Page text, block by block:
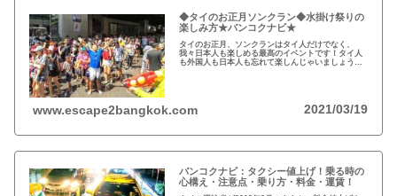
◆タイのお正月ソンクラン◆水掛け祭りの
楽しみ方★バンコクナビ★
タイのお正月、ソンクランはタイ人だけでなく、
我々日本人も楽しめる最高のイベントです！タイ人
も外国人も日本人も忘れて楽しんじゃいましょう！
www.escape2bangkok.com 2021/03/19
バンコクナビ：タクシー値上げ！乗る時の
心構え・注意点・乗り方・料金・運賃！